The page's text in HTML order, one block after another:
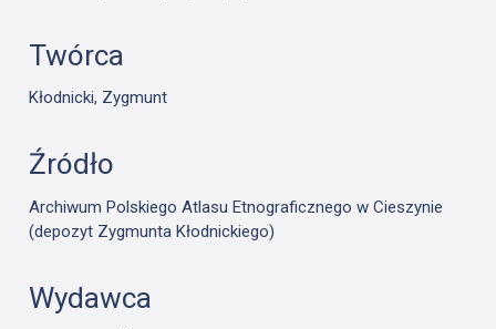
Twórca
Kłodnicki, Zygmunt
Źródło
Archiwum Polskiego Atlasu Etnograficznego w Cieszynie
(depozyt Zygmunta Kłodnickiego)
Wydawca